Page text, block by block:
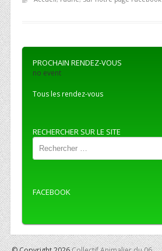
PROCHAIN RENDEZ-VOUS
no event
Tous les rendez-vous
RECHERCHER SUR LE SITE
Recherche
FACEBOOK